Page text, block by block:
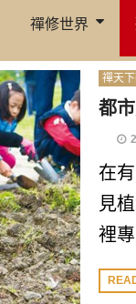
禪修世界
禪天
都
在
見
裡